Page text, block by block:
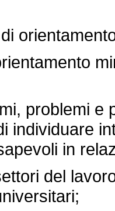
problemi e
individuare
in
del